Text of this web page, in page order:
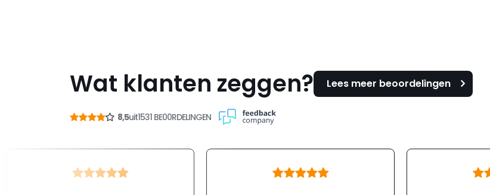
Wat klanten zeggen? Lees meer beoordelingen
8,5uit1531 BE00RDELINGEN